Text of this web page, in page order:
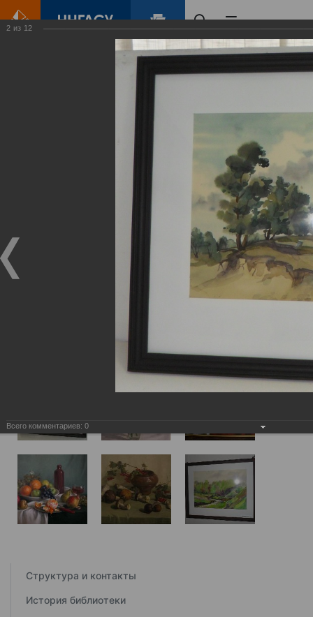
Галерея
Вячеслав Егоров. Пространство формы и цвета
Фотогалерея
Структура и контакты
История библиотеки
2 из 12
Всего комментариев: 0